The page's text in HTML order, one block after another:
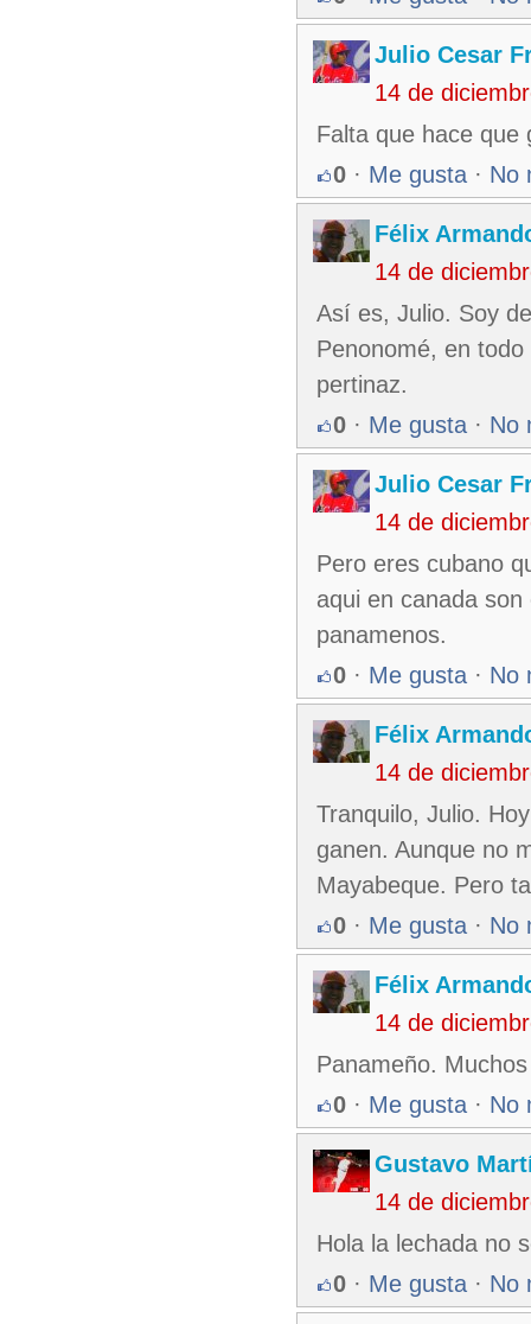
Julio Cesar
14 de
Falta que hace que
0 · Me gusta · No
Félix
14 de
Así es, Julio. Soy
Penonomé, en
pertinaz.
0 · Me gusta · No
Julio Cesar
14 de
Pero eres cubano
aqui en canada
panamenos.
0 · Me gusta · No
Félix
14 de
Tranquilo, Julio.
ganen. Aunque no
Mayabeque. Pero
0 · Me gusta · No
Félix
14 de
Panameño.
0 · Me gusta · No
Gustavo
14 de
Hola la lechada no
0 · Me gusta · No